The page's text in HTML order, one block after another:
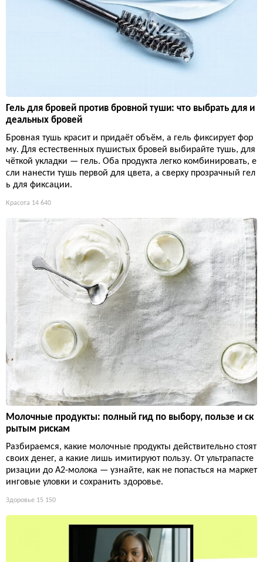
Гель для бровей против бровной туши: что выбрать для и
деальных бровей
Бровная тушь красит и придаёт объём, а гель фиксирует фор
му. Для естественных пушистых бровей выбирайте тушь, для
чёткой укладки — гель. Оба продукта легко комбинировать, е
сли нанести тушь первой для цвета, а сверху прозрачный гел
ь для фиксации.
Красота 14 640
Молочные продукты: полный гид по выбору, пользе и ск
рытым рискам
Разбираемся, какие молочные продукты действительно стоят
своих денег, а какие лишь имитируют пользу. От ультрапасте
ризации до А2-молока — узнайте, как не попасться на маркет
инговые уловки и сохранить здоровье.
Здоровье 15 150